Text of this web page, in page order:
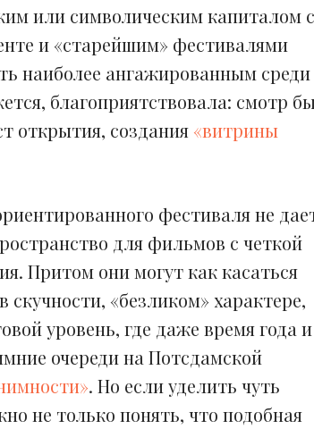
или символическим капиталом с
и «старейшим» фестивалями
наиболее ангажированным среди
благоприятствовала: смотр
открытия, создания «витрины
фестиваля не
для фильмов с четкой
Притом они могут как касаться
«безликом» характере,
уровень, где даже время года и
очереди на Потсдамской
. Но если уделить чуть
не только понять, что подобная